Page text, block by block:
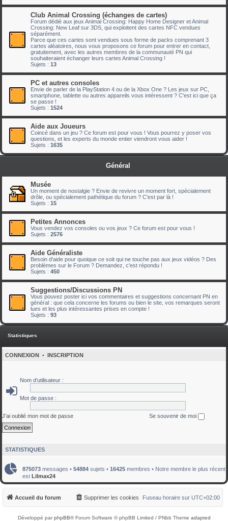
Club Animal Crossing (échanges de cartes)
Forum dédié aux jeux Animal Crossing: Happy Home Designer et Animal
Crossing: New Leaf sur 3DS, qui exploitent des cartes NFC vendues
séparément.
Parce que ces cartes sont vendues sous forme de packs comprenant 3
cartes aléatoires, nous vous proposons ce forum pour entrer en contact,
gratuitement, avec les autres membres de la communauté PN qui
souhaiteraient échanger leurs cartes Animal Crossing !
Sujets : 13
PC et autres consoles
Envie de parler de la PlayStation 4 ou de la Xbox One ? Les jeux sur PC,
smartphone, tablette ou autres appareils vous intéressent ? C'est ici que ça
se passe !
Sujets : 1524
Aide aux Joueurs
Coincé dans un jeu ? Ce forum est pour vous ! Vous pourrez y poser vos
questions, et les experts du monde entier viendront vous aider !
Sujets : 1635
Général
Musée
Un moment de nostalgie ? Envie de revivre un moment fort, spécialement
drôle, ou spécialement pathétique du forum ? C'est par là !
Sujets : 15
Petites Annonces
Vous vendez vos consoles ou vos jeux ? Ce forum est pour vous !
Sujets : 2576
Aide Généraliste
Besoin d'aide pour quoique ce soit qui ne touche pas aux jeux vidéos ? Des
problèmes sur le Forum ? Demandez, c'est répondu !
Sujets : 450
Suggestions/Discussions PN
Vous pouvez poster ici vos commentaires et suggestions concernant PN en
général : que cela concerne les forums ou bien le site, vos remarques seront
lues et les plus intéressantes prises en compte !
Sujets : 93
Statistiques
CONNEXION • INSCRIPTION
Nom d’utilisateur :
Mot de passe :
J’ai oublié mon mot de passe Se souvenir de moi
STATISTIQUES
875073 messages • 54884 sujets • 16425 membres • Notre membre le plus récent
est Lilmax24
Accueil du forum Fuseau horaire sur UTC+02:00
Supprimer les cookies
Développé parphpBB® Forum Software © phpBB Limited / PNbb Theme adapted